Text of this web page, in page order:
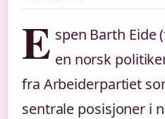
E spen Barth Eide
en norsk
fra Arbeiderpartiet
sentrale posisjoner i